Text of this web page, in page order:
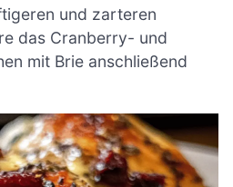
und zarteren
das Cranberry- und
mit Brie anschließend